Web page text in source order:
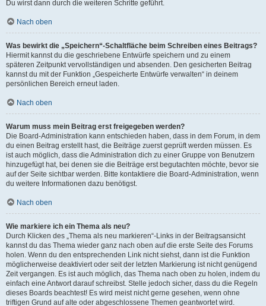
Du wirst dann durch die weiteren Schritte geführt.
Nach oben
Was bewirkt die „Speichern“-Schaltfläche beim Schreiben eines Beitrags?
Hiermit kannst du die geschriebene Entwürfe speichern und zu einem
späteren Zeitpunkt vervollständigen und absenden. Den gesicherten Beitrag
kannst du mit der Funktion „Gespeicherte Entwürfe verwalten“ in deinem
persönlichen Bereich erneut laden.
Nach oben
Warum muss mein Beitrag erst freigegeben werden?
Die Board-Administration kann entschieden haben, dass in dem Forum, in dem
du einen Beitrag erstellt hast, die Beiträge zuerst geprüft werden müssen. Es
ist auch möglich, dass die Administration dich zu einer Gruppe von Benutzern
hinzugefügt hat, bei denen sie die Beiträge erst begutachten möchte, bevor sie
auf der Seite sichtbar werden. Bitte kontaktiere die Board-Administration, wenn
du weitere Informationen dazu benötigst.
Nach oben
Wie markiere ich ein Thema als neu?
Durch Klicken des „Thema als neu markieren“-Links in der Beitragsansicht
kannst du das Thema wieder ganz nach oben auf die erste Seite des Forums
holen. Wenn du den entsprechenden Link nicht siehst, dann ist die Funktion
möglicherweise deaktiviert oder seit der letzten Markierung ist nicht genügend
Zeit vergangen. Es ist auch möglich, das Thema nach oben zu holen, indem du
einfach eine Antwort darauf schreibst. Stelle jedoch sicher, dass du die Regeln
dieses Boards beachtest! Es wird meist nicht gerne gesehen, wenn ohne
triftigen Grund auf alte oder abgeschlossene Themen geantwortet wird.